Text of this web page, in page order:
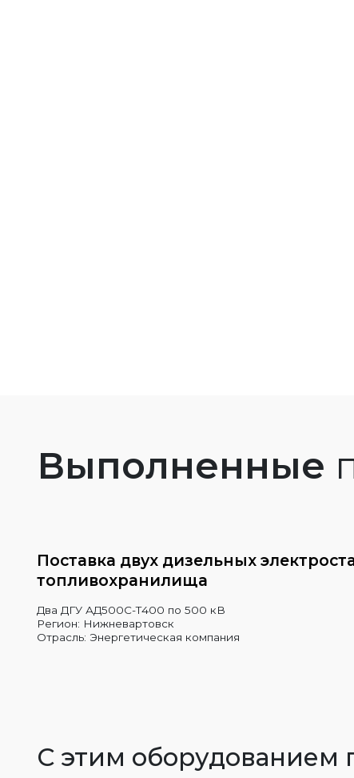
Выполненные
Поставка двух дизельных
топливохранилища
Два ДГУ АД500С-Т400 по 500 кВ
Регион: Нижневартовск
Отрасль: Энергетическая компания
С этим оборудованием